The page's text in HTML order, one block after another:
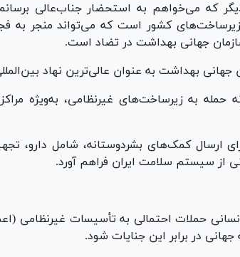
که می‌خواهم به استحضار جناب‌عالی
کشور است که می‌تواند منجر به
جهانی بهداشت در تضاد است.
جهانی بهداشت به عنوان عالی‌ترین نهاد
حمله به زیرساخت‌های غیرنظامی، به‌ویژه
ارسال کمک‌های بشردوستانه، شامل دارو،
حملات احتمالی به تأسیسات غیرنظامی
در برابر این جنایات شود.